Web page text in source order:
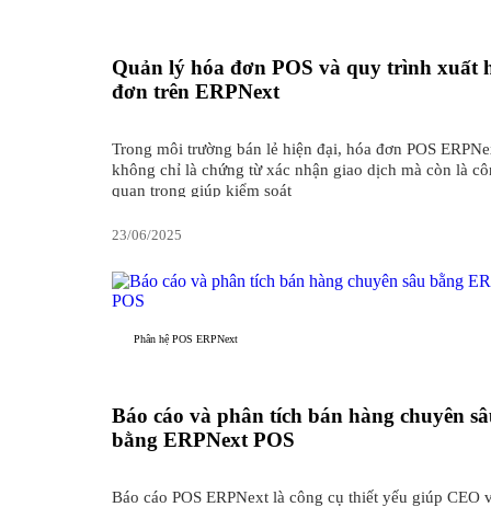
Quản lý hóa đơn POS và quy trình xuất
đơn trên ERPNext
Trong môi trường bán lẻ hiện đại, hóa đơn POS
không chỉ là chứng từ xác nhận giao dịch mà còn là
quan trọng giúp kiểm soát
23/06/2025
Phân hệ POS ERPNext
Báo cáo và phân tích bán hàng chuyên
bằng ERPNext POS
Báo cáo POS ERPNext là công cụ thiết yếu giúp CEO